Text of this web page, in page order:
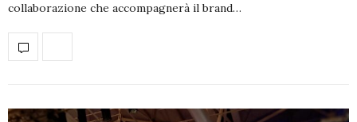
collaborazione che accompagnerà il brand…